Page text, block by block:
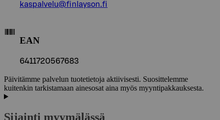
kaspalvelu@finlayson.fi
EAN
6411720567683
Päivitämme palvelun tuotetietoja aktiivisesti. Suosittelemme
kuitenkin tarkistamaan ainesosat aina myös myyntipakkauksesta.
Sijainti myymälässä